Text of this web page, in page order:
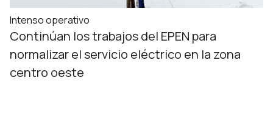
Intenso operativo
Continúan los trabajos del EPEN para
normalizar el servicio eléctrico en la zona
centro oeste